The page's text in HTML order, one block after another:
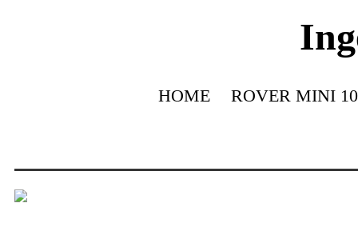
HOME ROVER MINI